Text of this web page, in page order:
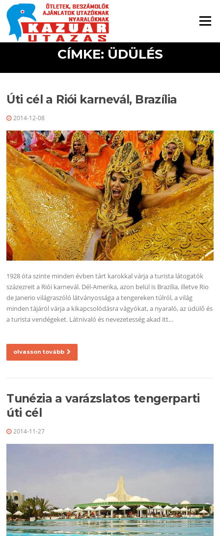
Ugrás a tartalomra
Menü
CÍMKE: ÜDÜLÉS
Úti cél a Riói karnevál, Brazília
2014-12-08
1928 óta szinte minden évben tárt karokkal várja a turista látogatók
százezreit a Riói karnevál. Dél-Amerika, azon belül is Brazília, illetve Rio
de Janerio világraszóló látványossága a tengereken túlról, a világ
minden tájáról várja a kikapcsolódásra vágyókat, a nyaraló, az üdülő és
a turista vendégeket. Látnivaló és nevezetesség akad itt…
olvasson tovább
Tunézia a varázslatos tengerparti
úti cél
2014-11-27